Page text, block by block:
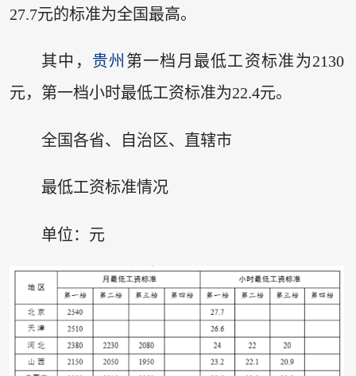
27.7元的标准为全国最高。
其中， 贵州 第一档月最低工资标准为2130
元，第一档小时最低工资标准为22.4元。
全国各省、自治区、直辖市
最低工资标准情况
单位：元